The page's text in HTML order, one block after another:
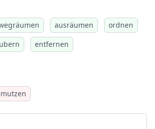
ausräumen
ordnen
entfernen